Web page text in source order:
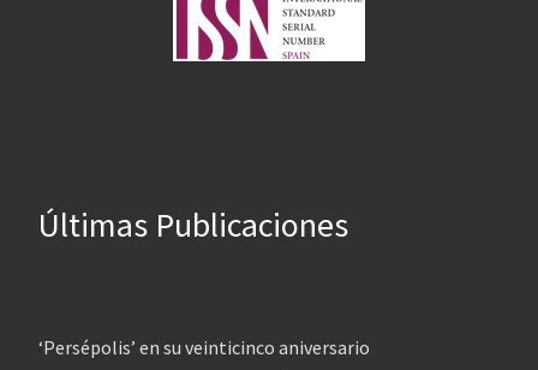
Últimas Publicaciones
‘Persépolis’ en su veinticinco aniversario